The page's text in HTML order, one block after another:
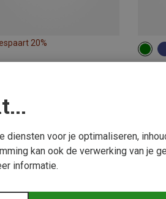
20%
MAX.
diensten voor je optimaliseren,
kan ook de verwerking van je
informatie.